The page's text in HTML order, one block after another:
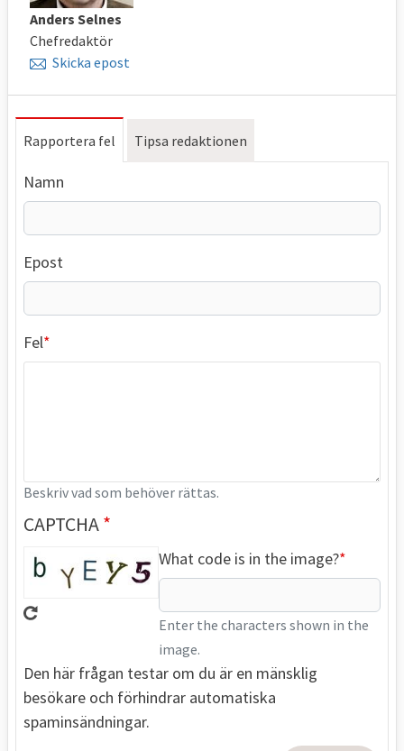
Anders Selnes
Chefredaktör
Skicka epost
Rapportera fel Tipsa redaktionen
Namn
Epost
Fel
Beskriv vad som behöver rättas.
CAPTCHA
What code is in the image?
Enter the characters shown in the
image.
Den här frågan testar om du är en mänsklig
besökare och förhindrar automatiska
spaminsändningar.